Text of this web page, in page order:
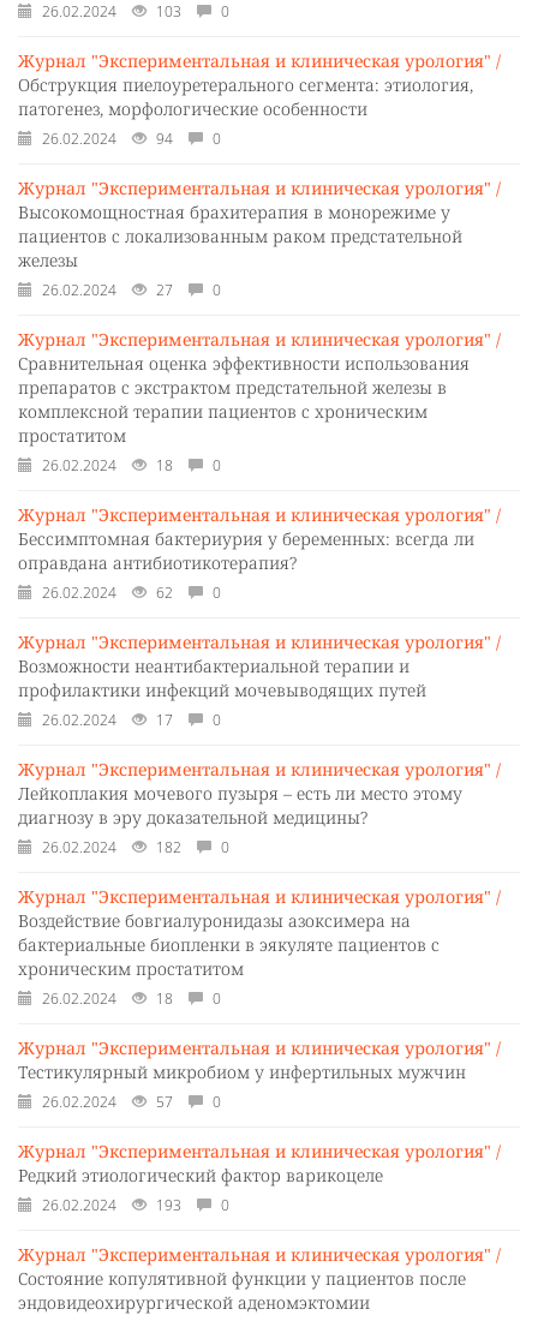
26.02.2024 103 0
Журнал "Экспериментальная и клиническая урология" /
Обструкция пиелоуретерального сегмента: этиология,
патогенез, морфологические особенности
26.02.2024 94 0
Журнал "Экспериментальная и клиническая урология" /
Высокомощностная брахитерапия в монорежиме у
пациентов с локализованным раком предстательной
железы
26.02.2024 27 0
Журнал "Экспериментальная и клиническая урология" /
Сравнительная оценка эффективности использования
препаратов с экстрактом предстательной железы в
комплексной терапии пациентов с хроническим
простатитом
26.02.2024 18 0
Журнал "Экспериментальная и клиническая урология" /
Бессимптомная бактериурия у беременных: всегда ли
оправдана антибиотикотерапия?
26.02.2024 62 0
Журнал "Экспериментальная и клиническая урология" /
Возможности неантибактериальной терапии и
профилактики инфекций мочевыводящих путей
26.02.2024 17 0
Журнал "Экспериментальная и клиническая урология" /
Лейкоплакия мочевого пузыря – есть ли место этому
диагнозу в эру доказательной медицины?
26.02.2024 182 0
Журнал "Экспериментальная и клиническая урология" /
Воздействие бовгиалуронидазы азоксимера на
бактериальные биопленки в эякуляте пациентов с
хроническим простатитом
26.02.2024 18 0
Журнал "Экспериментальная и клиническая урология" /
Тестикулярный микробиом у инфертильных мужчин
26.02.2024 57 0
Журнал "Экспериментальная и клиническая урология" /
Редкий этиологический фактор варикоцеле
26.02.2024 193 0
Журнал "Экспериментальная и клиническая урология" /
Состояние копулятивной функции у пациентов после
эндовидеохирургической аденомэктомии